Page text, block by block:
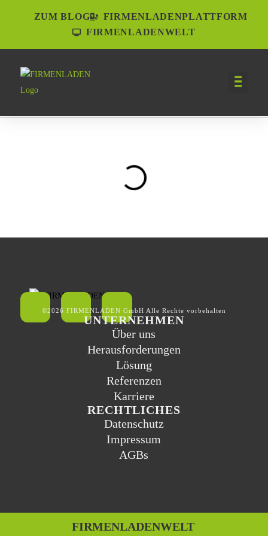
ZUM BLOG
FIRMENLADENPLATTFORM
FIRMENLADENWELT
©2026 FIRMENLADEN GmbH Alle Rechte vorbehalten
UNTERNEHMEN
Über uns
Herausforderungen
Lösung
Referenzen
Karriere
RECHTLICHES
Datenschutz
Impressum
AGBs
FIRMENLADENWELT